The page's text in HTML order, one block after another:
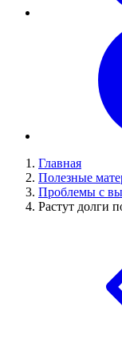
Главная
Полезные
Проблемы с
Растут долги